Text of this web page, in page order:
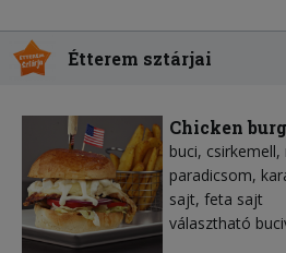
Étterem sztárjai
Chicken
buci,
paradicsom,
sajt, feta sajt
választható